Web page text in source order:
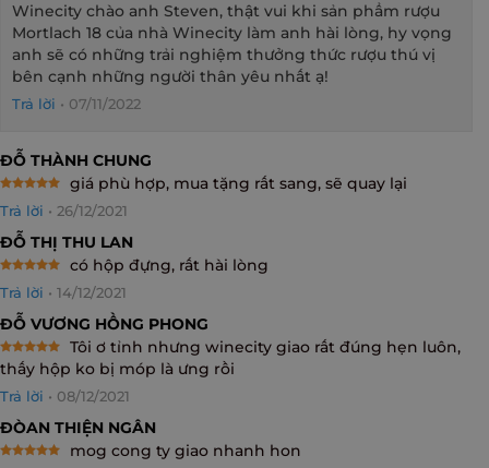
Winecity chào anh Steven, thật vui khi sản phẩm rượu
Mortlach 18 của nhà Winecity làm anh hài lòng, hy vọng
anh sẽ có những trải nghiệm thưởng thức rượu thú vị
bên cạnh những người thân yêu nhất ạ!
Trả lời • 07/11/2022
ĐỖ THÀNH CHUNG
out of 5
giá phù hợp, mua tặng rất sang, sẽ quay lại
Trả lời • 26/12/2021
ĐỖ THỊ THU LAN
out of 5
có hộp đựng, rất hài lòng
Trả lời • 14/12/2021
ĐỖ VƯƠNG HỒNG PHONG
Rated 5
out of 5
Tôi ơ tỉnh nhưng winecity giao rất đúng hẹn luôn,
thấy hộp ko bị móp là ưng rồi
Trả lời • 08/12/2021
ĐÒAN THIỆN NGÂN
mog cong ty giao nhanh hon